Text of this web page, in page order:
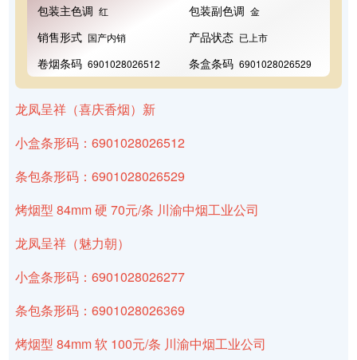
包装主色调 红 包装副色调 金
销售形式 国产内销 产品状态 已上市
卷烟条码 6901028026512 条盒条码 6901028026529
龙凤呈祥（喜庆香烟）新
小盒条形码：6901028026512
条包条形码：6901028026529
烤烟型 84mm 硬 70元/条 川渝中烟工业公司
龙凤呈祥（魅力朝）
小盒条形码：6901028026277
条包条形码：6901028026369
烤烟型 84mm 软 100元/条 川渝中烟工业公司